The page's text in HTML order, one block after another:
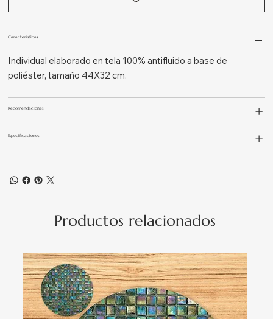
Características
Individual elaborado en tela 100% antifluido a base de
poliéster, tamaño 44X32 cm.
Recomendaciones
Especificaciones
Productos relacionados